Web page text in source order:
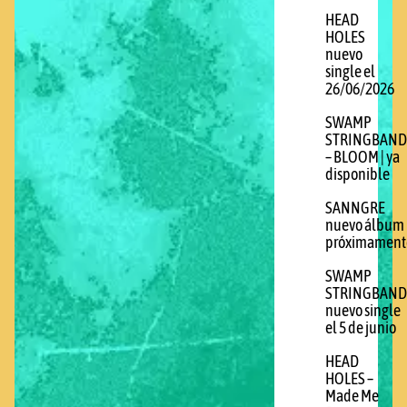
HEAD
HOLES
nuevo
single el
26/06/2026
SWAMP
STRINGBAND
– BLOOM | ya
disponible
SANNGRE
nuevo álbum
SWAMP
STRINGBAND
nuevo single
el 5 de junio
HEAD
HOLES –
Made Me